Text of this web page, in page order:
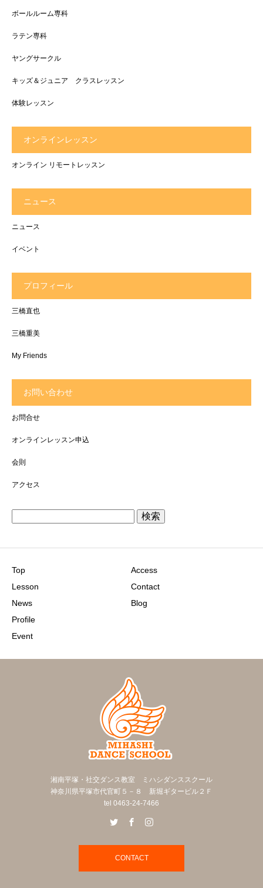
ボールルーム専科
ラテン専科
ヤングサークル
キッズ＆ジュニア クラスレッスン
体験レッスン
オンラインレッスン
オンライン リモートレッスン
ニュース
ニュース
イベント
プロフィール
三橋直也
三橋重美
My Friends
お問い合わせ
お問合せ
オンラインレッスン申込
会則
アクセス
Top
Lesson
News
Profile
Event
Access
Contact
Blog
湘南平塚・社交ダンス教室 ミハシダンススクール
神奈川県平塚市代官町５－８ 新堀ギタービル２Ｆ
tel 0463-24-7466
CONTACT